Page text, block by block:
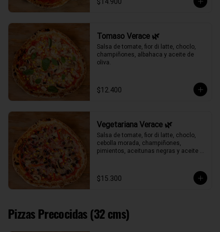
Tomaso Verace 🌿
Salsa de tomate, fior di latte, choclo,
champiñones, albahaca y aceite de
oliva.
$12.400
Vegetariana Verace 🌿
Salsa de tomate, fior di latte, choclo,
cebolla morada, champiñones,
pimientos, aceitunas negras y aceite
$15.300
Pizzas Precocidas (32 cms)